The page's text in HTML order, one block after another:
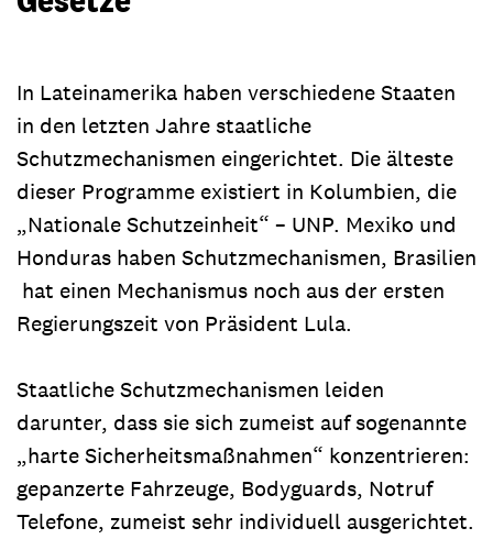
In Lateinamerika haben verschiedene Staaten
in den letzten Jahre staatliche
Schutzmechanismen eingerichtet. Die älteste
dieser Programme existiert in Kolumbien, die
„Nationale Schutzeinheit“ – UNP. Mexiko und
Honduras haben Schutzmechanismen, Brasilien
hat einen Mechanismus noch aus der ersten
Regierungszeit von Präsident Lula.
Staatliche Schutzmechanismen leiden
darunter, dass sie sich zumeist auf sogenannte
„harte Sicherheitsmaßnahmen“ konzentrieren:
gepanzerte Fahrzeuge, Bodyguards, Notruf
Telefone, zumeist sehr individuell ausgerichtet.